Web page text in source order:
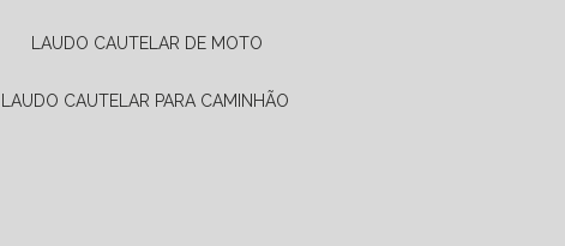
LAUDO CAUTELAR DE MOTO
LAUDO CAUTELAR PARA CAMINHÃO